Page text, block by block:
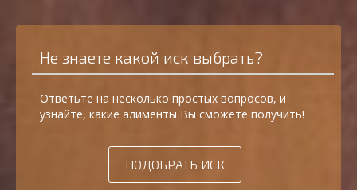
Не знаете какой иск выбрать?
Ответьте на несколько простых вопросов, и
узнайте, какие алименты Вы сможете получить!
ПОДОБРАТЬ ИСК